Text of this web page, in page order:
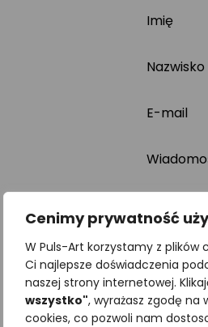
Cenimy prywatność
W Puls-Art korzystamy z plików
Ci najlepsze doświadczenia
naszej strony internetowej.
wszystko", wyrażasz zgodę na
cookies, co pozwoli nam
Imię
Nazwisko
E-mail